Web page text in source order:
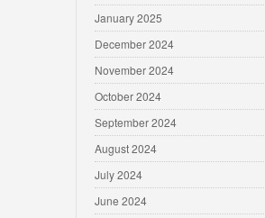
January 2025
December 2024
November 2024
October 2024
September 2024
August 2024
July 2024
June 2024